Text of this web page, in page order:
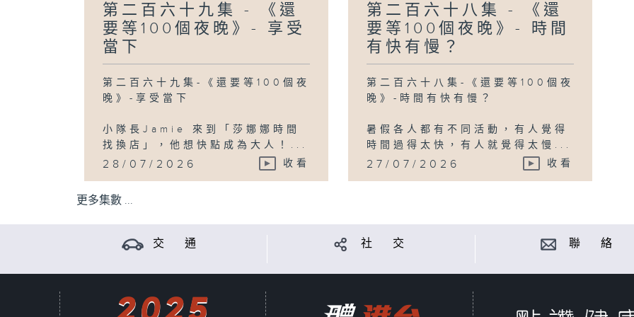
第二百六十九集 - 《還
要等100個夜晚》- 享受
當下
第二百六十九集-《還要等100個夜
晚》-享受當下
小隊長Jamie 來到「莎娜娜時間
找換店」，他想快點成為大人！...
28/07/2026 收看
第二百六十八集 - 《還
要等100個夜晚》- 時間
有快有慢？
第二百六十八集-《還要等100個夜
晚》-時間有快有慢？
暑假各人都有不同活動，有人覺得
時間過得太快，有人就覺得太慢...
27/07/2026 收看
更多集數 ...
交 通 社 交 聯 絡